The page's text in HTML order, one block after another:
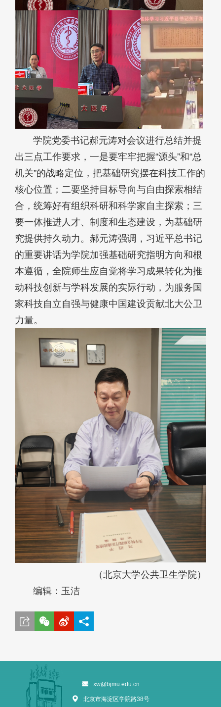
学院党委书记郝元涛对会议进行总结并提
出三点工作要求，一是要牢牢把握“源头”和“总
机关”的战略定位，把基础研究摆在科技工作的
核心位置；二要坚持目标导向与自由探索相结
合，统筹好有组织科研和科学家自主探索；三
要一体推进人才、制度和生态建设，为基础研
究提供持久动力。郝元涛强调，习近平总书记
的重要讲话为学院加强基础研究指明方向和根
本遵循，全院师生应自觉将学习成果转化为推
动科技创新与学科发展的实际行动，为服务国
家科技自立自强与健康中国建设贡献北大公卫
力量。
（北京大学公共卫生学院）
编辑：玉洁
xw@bjmu.edu.cn
北京市海淀区学院路38号